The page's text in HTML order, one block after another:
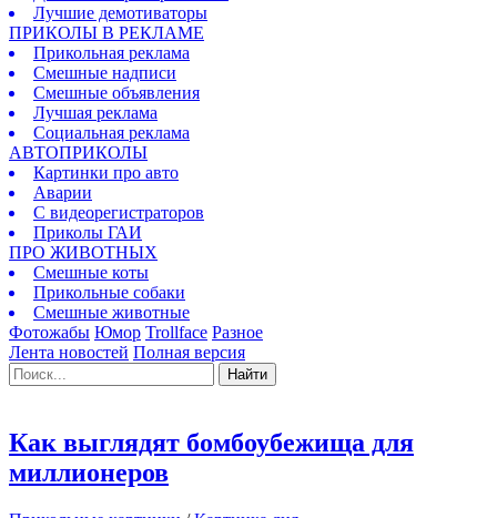
Лучшие демотиваторы
ПРИКОЛЫ В РЕКЛАМЕ
Прикольная реклама
Смешные надписи
Смешные объявления
Лучшая реклама
Социальная реклама
АВТОПРИКОЛЫ
Картинки про авто
Аварии
С видеорегистраторов
Приколы ГАИ
ПРО ЖИВОТНЫХ
Смешные коты
Прикольные собаки
Смешные животные
Фотожабы Юмор Trollface Разное
Лента новостей Полная версия
Найти
Как выглядят бомбоубежища для
миллионеров